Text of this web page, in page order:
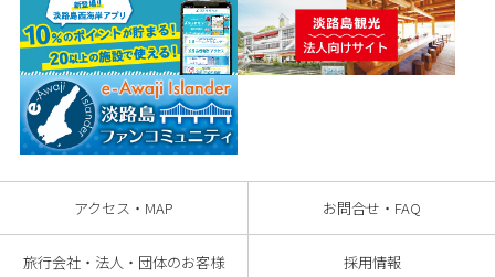
アクセス・MAP お問合せ・FAQ
旅行会社・法人・団体のお客様 採用情報